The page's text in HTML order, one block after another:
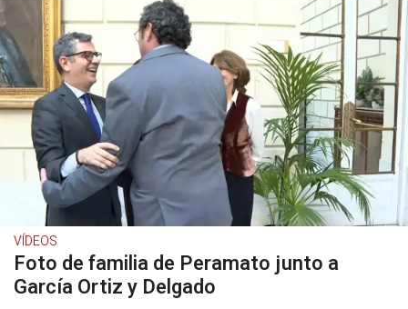
VÍDEOS
Foto de familia de Peramato junto a
García Ortiz y Delgado